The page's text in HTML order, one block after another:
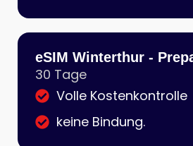
eSIM Winterthur -
30 Tage
Volle Kostenkontrolle
keine Bindung.